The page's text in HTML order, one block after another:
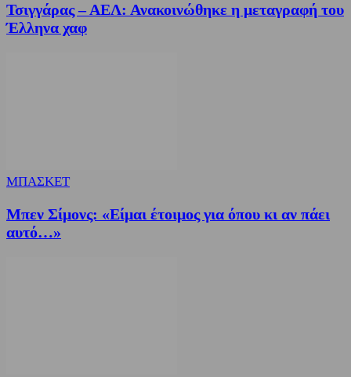
Τσιγγάρας – ΑΕΛ: Ανακοινώθηκε η μεταγραφή του
Έλληνα χαφ
ΜΠΑΣΚΕΤ
Μπεν Σίμονς: «Είμαι έτοιμος για όπου κι αν πάει
αυτό…»